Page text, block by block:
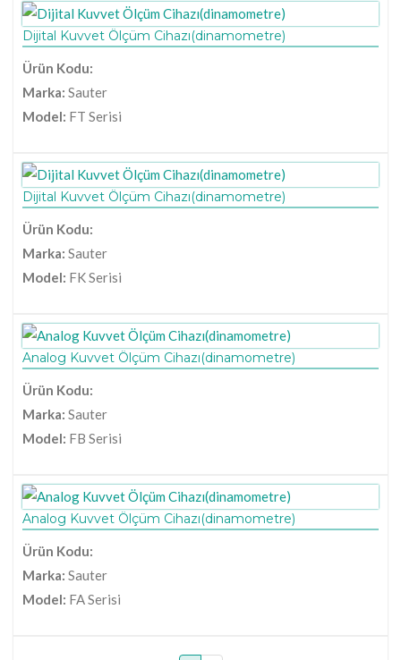
Dijital Kuvvet Ölçüm Cihazı(dinamometre)
Ürün Kodu:
Marka: Sauter
Model: FT Serisi
Dijital Kuvvet Ölçüm Cihazı(dinamometre)
Ürün Kodu:
Marka: Sauter
Model: FK Serisi
Analog Kuvvet Ölçüm Cihazı(dinamometre)
Ürün Kodu:
Marka: Sauter
Model: FB Serisi
Analog Kuvvet Ölçüm Cihazı(dinamometre)
Ürün Kodu:
Marka: Sauter
Model: FA Serisi